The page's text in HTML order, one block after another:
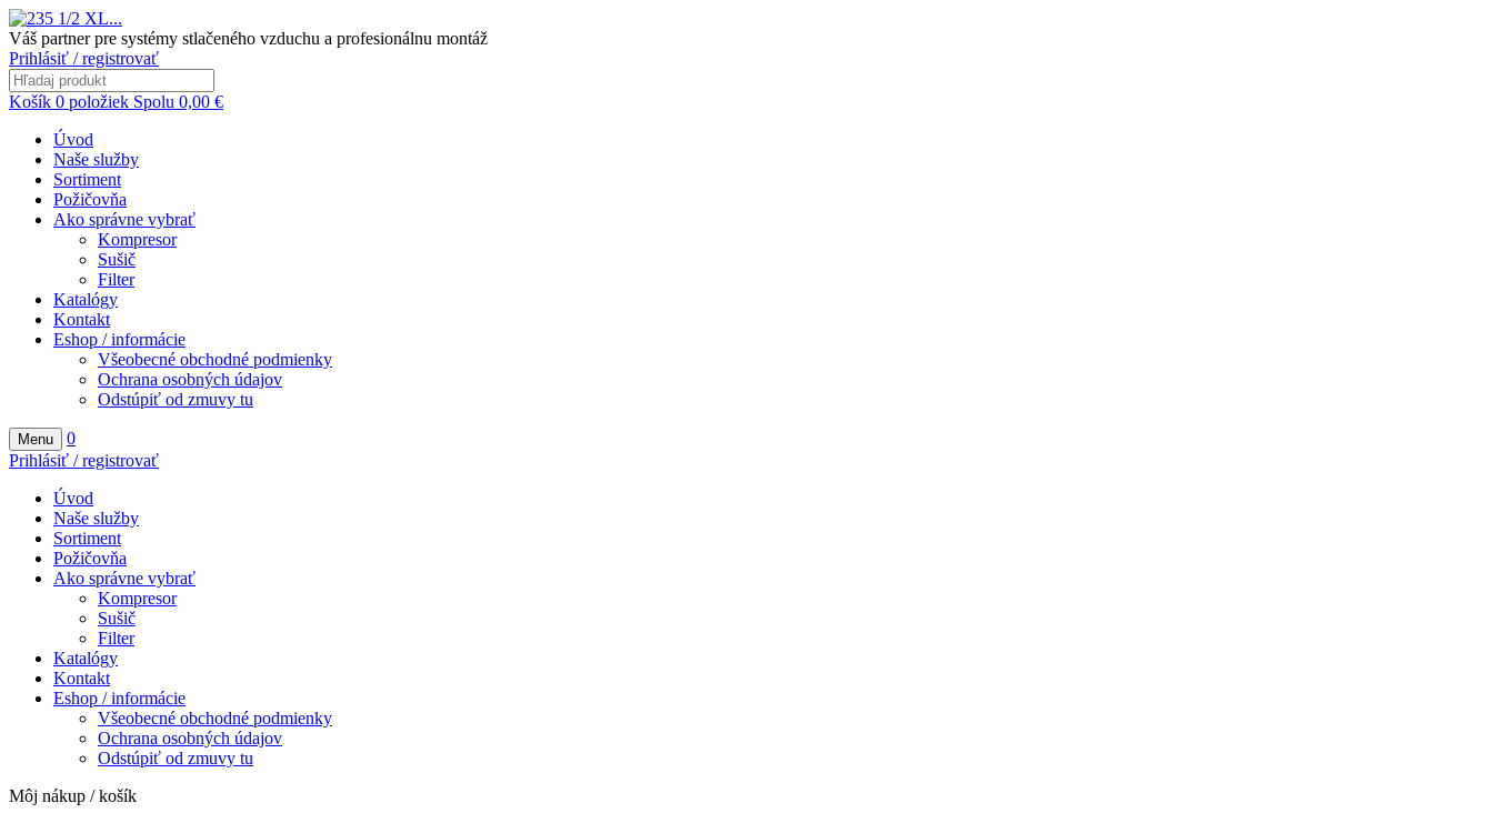
Váš partner pre systémy stlačeného vzduchu a profesionálnu montáž
Prihlásiť / registrovať
Košík 0 položiek Spolu 0,00 €
Úvod
Naše služby
Sortiment
Požičovňa
Ako správne vybrať
Kompresor
Sušič
Filter
Katalógy
Kontakt
Eshop / informácie
Všeobecné obchodné podmienky
Ochrana osobných údajov
Odstúpiť od zmuvy tu
Menu
0
Prihlásiť / registrovať
Úvod
Naše služby
Sortiment
Požičovňa
Ako správne vybrať
Kompresor
Sušič
Filter
Katalógy
Kontakt
Eshop / informácie
Všeobecné obchodné podmienky
Ochrana osobných údajov
Odstúpiť od zmuvy tu
Môj nákup / košík